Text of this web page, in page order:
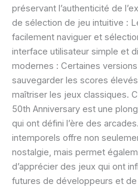
préservant l’authenticité de
de sélection de jeu intuitive :
facilement naviguer et
interface utilisateur simple et
modernes : Certaines
sauvegarder les scores
maîtriser les jeux classiques.
50th Anniversary est une
qui ont défini l’ère des
intemporels offre non
nostalgie, mais permet
d’apprécier des jeux qui ont
futures de développeurs et